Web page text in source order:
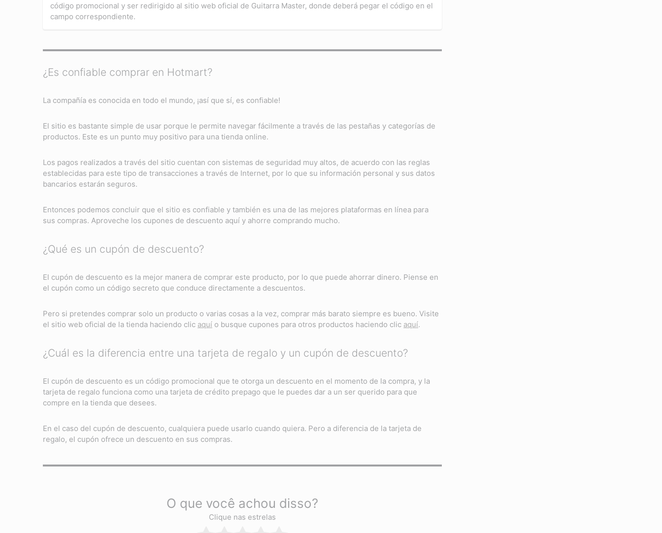
código promocional y ser redirigido al sitio web oficial de Guitarra Master, donde deberá pegar el código en el
campo correspondiente.
¿Es confiable comprar en Hotmart?
La compañía es conocida en todo el mundo, ¡así que sí, es confiable!
El sitio es bastante simple de usar porque le permite navegar fácilmente a través de las pestañas y categorías de
productos. Este es un punto muy positivo para una tienda online.
Los pagos realizados a través del sitio cuentan con sistemas de seguridad muy altos, de acuerdo con las reglas
establecidas para este tipo de transacciones a través de Internet, por lo que su información personal y sus datos
bancarios estarán seguros.
Entonces podemos concluir que el sitio es confiable y también es una de las mejores plataformas en línea para
sus compras. Aproveche los cupones de descuento aquí y ahorre comprando mucho.
¿Qué es un cupón de descuento?
El cupón de descuento es la mejor manera de comprar este producto, por lo que puede ahorrar dinero. Piense en
el cupón como un código secreto que conduce directamente a descuentos.
Pero si pretendes comprar solo un producto o varias cosas a la vez, comprar más barato siempre es bueno. Visite
el sitio web oficial de la tienda haciendo clic aquí o busque cupones para otros productos haciendo clic aquí.
¿Cuál es la diferencia entre una tarjeta de regalo y un cupón de descuento?
El cupón de descuento es un código promocional que te otorga un descuento en el momento de la compra, y la
tarjeta de regalo funciona como una tarjeta de crédito prepago que le puedes dar a un ser querido para que
compre en la tienda que desees.
En el caso del cupón de descuento, cualquiera puede usarlo cuando quiera. Pero a diferencia de la tarjeta de
regalo, el cupón ofrece un descuento en sus compras.
O que você achou disso?
Clique nas estrelas